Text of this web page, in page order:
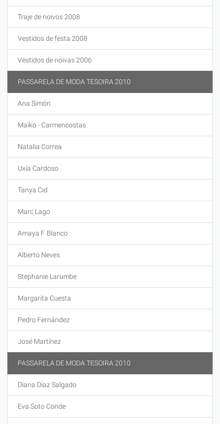
Traje de noivos 2008
Vestidos de festa 2008
Vestidos de noivas 2006
PASSARELA DE MODA TESOIRA 2010
Ana Simón
Maiko - Carmencostas
Natalia Correa
Uxía Cardoso
Tanya Cid
Marc Lago
Amaya F. Blanco
Alberto Neves
Stephanie Larumbe
Margarita Cuesta
Pedro Fernández
José Martínez
PASSARELA DE MODA TESOIRA 2010
Diana Díaz Salgado
Eva Soto Conde